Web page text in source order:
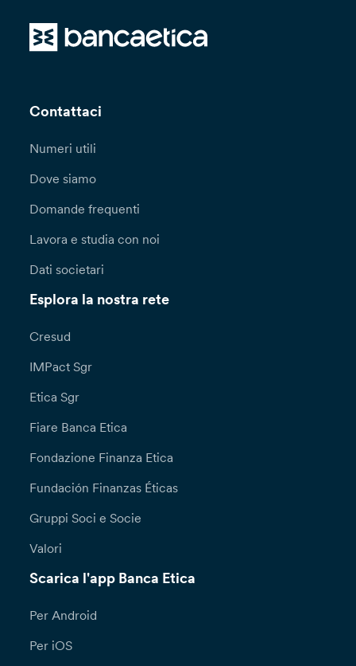
Contattaci
Numeri utili
Dove siamo
Domande frequenti
Lavora e studia con noi
Dati societari
Esplora la nostra rete
Cresud
IMPact Sgr
Etica Sgr
Fiare Banca Etica
Fondazione Finanza Etica
Fundación Finanzas Éticas
Gruppi Soci e Socie
Valori
Scarica l'app Banca Etica
Per Android
Per iOS